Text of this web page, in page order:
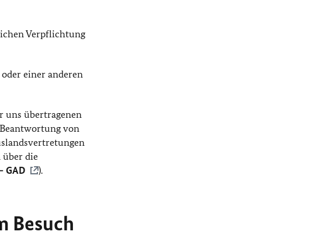
Verpflichtung
einer anderen
uns übertragenen
Beantwortung von
die
GAD ).
Besuch